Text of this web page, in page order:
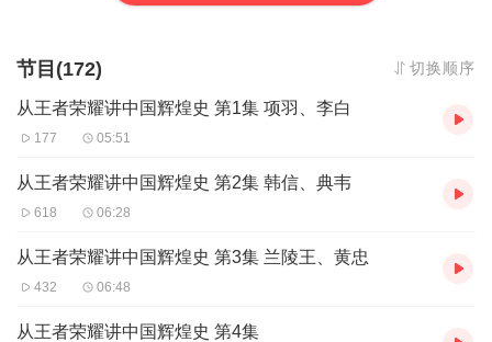
节目(172) 切换顺序
从王者荣耀讲中国辉煌史 第1集 项羽、李白
177 05:51
从王者荣耀讲中国辉煌史 第2集 韩信、典韦
618 06:28
从王者荣耀讲中国辉煌史 第3集 兰陵王、黄忠
432 06:48
从王者荣耀讲中国辉煌史 第4集